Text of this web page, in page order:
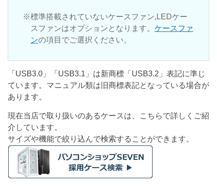
標準搭載されていないケースファン,LEDケー
スファンはオプションとなります。 ケースファ
ンの項目でご選択ください。
「USB3.0」「USB3.1」は新商標「USB3.2」表記に準じ
ています。マニュアル類は旧商標表記となっている場合が
あります。
現在当店で取り扱いのあるケースは、こちらで詳しくご紹
介しています。
サイズや機能で絞り込んで検索することができます。